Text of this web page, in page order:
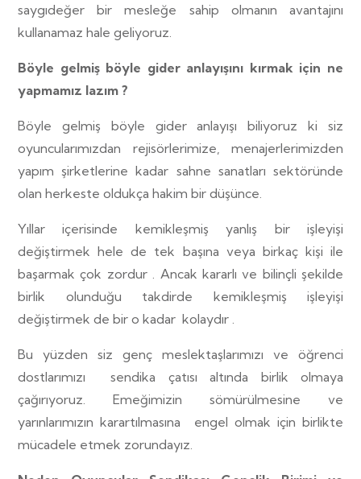
saygıdeğer bir mesleğe sahip olmanın avantajını
kullanamaz hale geliyoruz.
Böyle gelmiş böyle gider anlayışını kırmak için ne
yapmamız lazım ?
Böyle gelmiş böyle gider anlayışı biliyoruz ki siz
oyuncularımızdan rejisörlerimize, menajerlerimizden
yapım şirketlerine kadar sahne sanatları sektöründe
olan herkeste oldukça hakim bir düşünce.
Yıllar içerisinde kemikleşmiş yanlış bir işleyişi
değiştirmek hele de tek başına veya birkaç kişi ile
başarmak çok zordur . Ancak kararlı ve bilinçli şekilde
birlik olunduğu takdirde kemikleşmiş işleyişi
değiştirmek de bir o kadar kolaydır .
Bu yüzden siz genç meslektaşlarımızı ve öğrenci
dostlarımızı
sendika çatısı altında birlik olmaya
çağırıyoruz. Emeğimizin sömürülmesine ve
yarınlarımızın karartılmasına
engel olmak için birlikte
mücadele etmek zorundayız.